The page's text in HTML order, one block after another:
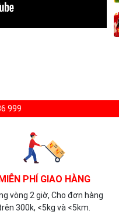
999
MIỄN PHÍ GIAO HÀNG
vòng 2 giờ, Cho đơn hàng
300k, <5kg và <5km.